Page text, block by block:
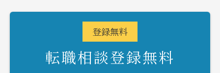
登録無料
転職相談登録無料